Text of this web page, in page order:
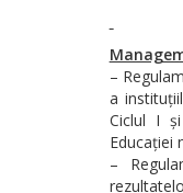
–
a
Ciclul I
Educației
–